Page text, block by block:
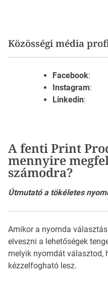
Közösségi média
Facebook:
Instagram:
Linkedin:
A fenti Print
mennyire
számodra?
Útmutató a tökéletes
Amikor a nyomda
elveszni a lehetőségek
melyik nyomdát választod,
kézzelfogható lesz.